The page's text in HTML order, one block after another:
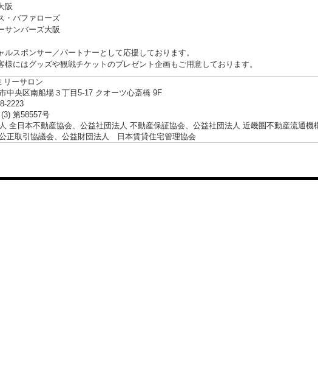
阪
・バファローズ
サンバーズ大阪
ルスポンサー／パートナーとして応援しております。
様にはグッズや観戦チケットのプレゼント企画もご用意しております。
リーサロン
中央区南船場３丁目5-17 クオーツ心斎橋 9F
2223
第58557号
全日本不動産協会、公益社団法人 不動産保証協会、公益社団法人 近畿圏不動産流通機
正取引協議会、公益財団法人 日本賃貸住宅管理協会